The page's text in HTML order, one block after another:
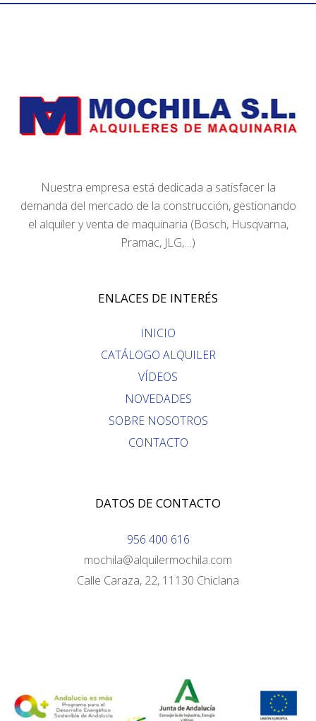
Nuestra empresa está dedicada a satisfacer la
demanda del mercado de la construcción, gestionando
el alquiler y venta de maquinaria (Bosch, Husqvarna,
Pramac, JLG,…)
ENLACES DE INTERÉS
INICIO
CATÁLOGO ALQUILER
VÍDEOS
NOVEDADES
SOBRE NOSOTROS
CONTACTO
DATOS DE CONTACTO
956 400 616
mochila@alquilermochila.com
Calle Caraza, 22, 11130 Chiclana